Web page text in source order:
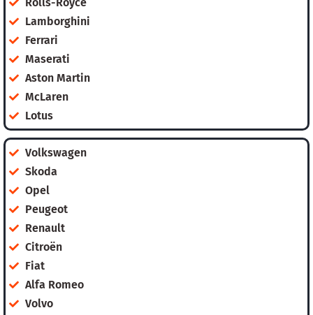
Lamborghini
Ferrari
Maserati
Aston Martin
McLaren
Lotus
Volkswagen
Skoda
Opel
Peugeot
Renault
Citroën
Fiat
Alfa Romeo
Volvo